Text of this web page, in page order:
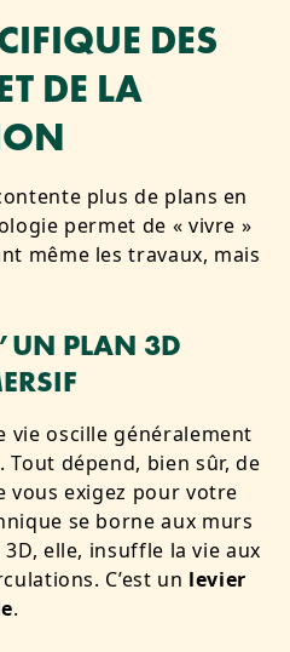
DES
DE LA
plus de plans en
permet de « vivre »
même les travaux, mais
PLAN 3D
vie oscille généralement
Tout dépend, bien sûr, de
vous exigez pour votre
se borne aux murs
elle, insuffle la vie aux
C’est un levier
.